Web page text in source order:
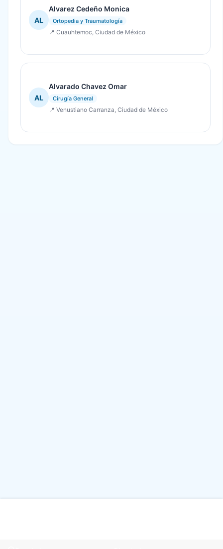
AL
Alvarez Cedeño Monica
Ortopedia y Traumatología
📍 Cuauhtemoc, Ciudad de México
AL
Alvarado Chavez Omar
Cirugía General
📍 Venustiano Carranza, Ciudad de México